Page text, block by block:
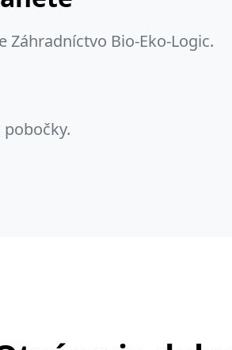
Záhradníctvo Bio-Eko-Logic.